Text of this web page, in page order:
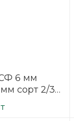
6 мм
сорт 2/3